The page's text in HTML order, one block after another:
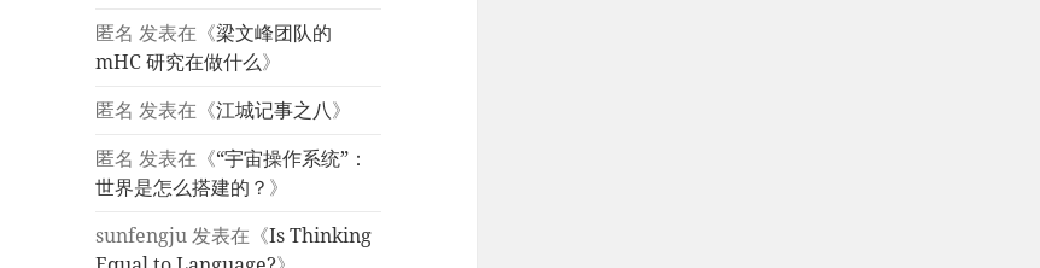
匿名 发表在《梁文峰团队的
mHC 研究在做什么》
匿名 发表在《江城记事之八》
匿名 发表在《“宇宙操作系统”：
世界是怎么搭建的？ 》
sunfengju发表在《Is Thinking